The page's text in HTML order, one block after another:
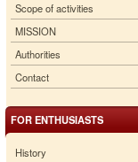
Scope of activities
MISSION
Authorities
Contact
FOR ENTHUSIASTS
History